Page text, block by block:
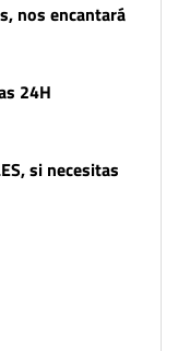
nos encantará
24H
si necesitas